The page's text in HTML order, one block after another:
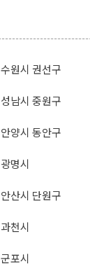
수원시 권선구
성남시 중원구
안양시 동안구
광명시
안산시 단원구
과천시
군포시